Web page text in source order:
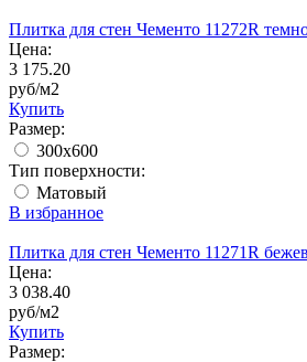
Плитка для стен Чементо 11272R
Цена:
3 175.20
руб/м2
Купить
Размер:
300x600
Тип поверхности:
Матовый
В избранное
Плитка для стен Чементо 11271R
Цена:
3 038.40
руб/м2
Купить
Размер: